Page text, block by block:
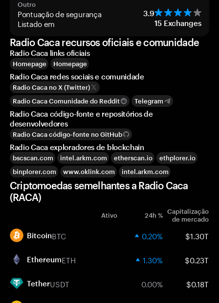
Outro
Pontuação de segurança 3.9
Listado em 15 Exchanges
Radio Caca recursos oficiais e comunidade
Radio Caca links oficiais
Homepage Homepage
Radio Caca redes sociais e comunidade
Radio Caca no X (Twitter)
Radio Caca Comunidade do Reddit
Telegram
Radio Caca código-fonte e repositórios de
desenvolvedores
Radio Caca código-fonte no GitHub
Radio Caca exploradores de blockchain
bscscan.com intel.arkm.com etherscan.io
ethplorer.io
binplorer.com
www.oklink.com intel.arkm.com
Criptomoedas semelhantes a Radio Caca
(RACA)
Ativo 24h % Capitalização
de mercado
BitcoinBTC 0.20% $1.30T
EthereumETH 1.30% $0.23T
TetherUSDT 0.00% $0.18T